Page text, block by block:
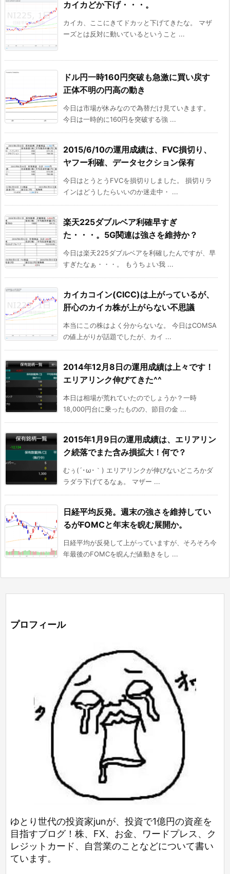
カイカどか下げ・・・。
カイカ、ここにきてドカッと下げてきたな。 マザ
ーズとは反対に動いているということ ...
ドル円一時160円突破も急激に買い戻す
正体不明の円高の動き
今日は市場が休みなので為替だけ見ていきます。
今日は一時的に160円を突破する強 ...
2015/6/10の運用成績は、FVC損切り、
ヤフー利確、データセクション保有
今日はとうとうFVCを損切りしました。 損切りラ
インはどうしたらいいのか迷走中・ ...
楽天225ダブルベア利確早すぎ
た・・・。5G関連は強さを維持か？
今日は楽天225ダブルベアを利確したんですが、早
すぎたなぁ・・・。 もうちょい我 ...
カイカコイン(CICC)は上がっているが、
肝心のカイカ株が上がらない不思議
本当にこの株はよく分からないな。 今日はCOMSA
の値上がりが話題でしたが、カイ ...
2014年12月8日の運用成績は上々です！
エリアリンク伸びてきた^^
本日は相場が荒れていたのでしょうか？一時
18,000円台に乗ったものの、節目の金 ...
2015年1月9日の運用成績は、エリアリン
ク続落でまた含み損拡大！何で？
むぅ(´･ω･｀) エリアリンクが伸びないどころかダ
ラダラ下げてるなぁ。 マザー ...
日経平均反発。週末の強さを維持してい
るがFOMCと年末を睨む展開か。
日経平均が反発して上がっていますが、そろそろ今
年最後のFOMCを睨んだ値動きをし ...
プロフィール
ゆとり世代の投資家junが、投資で1億円の資産を
目指すブログ！株、FX、お金、ワードプレス、ク
レジットカード、自営業のことなどについて書い
ています。